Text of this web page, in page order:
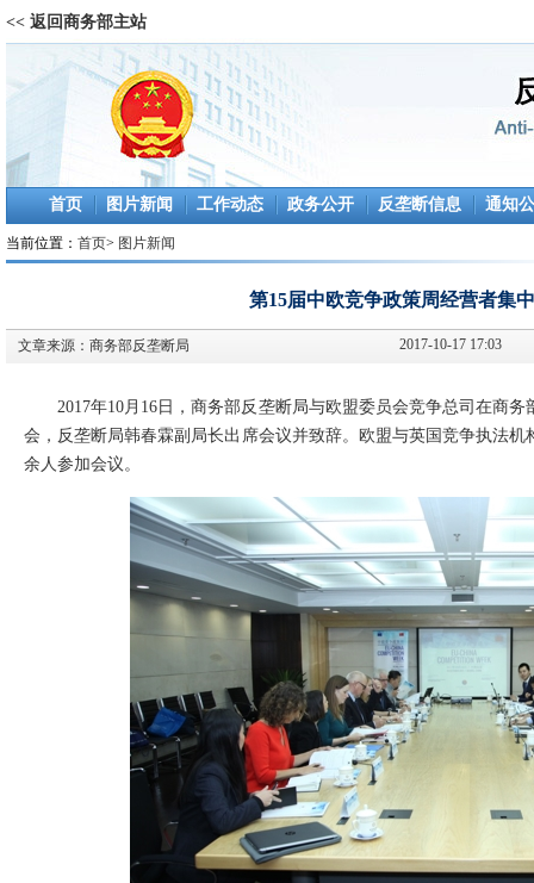
<< 返回商务部主站
首页 图片新闻 工作动态 政务公开 反垄断信息 通知
当前位置： 首页> 图片新闻
第15届中欧竞争政策周经营者集
文章来源： 商务部反垄断局 2017-10-17 17:03
2017年10月16日，商务部反垄断局与欧盟委员会竞争总司在商
会，反垄断局韩春霖副局长出席会议并致辞。欧盟与英国竞争执法
余人参加会议。